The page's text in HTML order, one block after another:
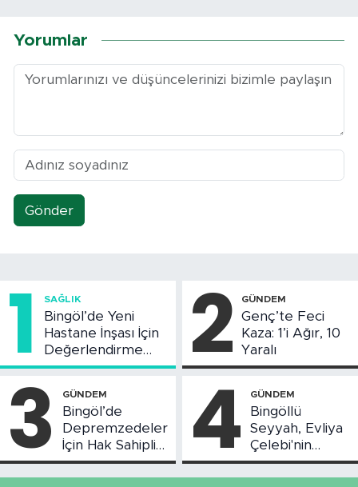
Yorumlar
Gönder
1 SAĞLIK
Bingöl’de Yeni
Hastane İnşası İçin
Değerlendirme
Toplantısı Yapıldı
2 GÜNDEM
Genç’te Feci
Kaza: 1’i Ağır, 10
Yaralı
3 GÜNDEM
Bingöl’de
Depremzedeler
İçin Hak Sahipliği
Askı Süreci
Başladı
4 GÜNDEM
Bingöllü
Seyyah, Evliya
Çelebi'nin
Bahsettiği
Bingöl'deki O